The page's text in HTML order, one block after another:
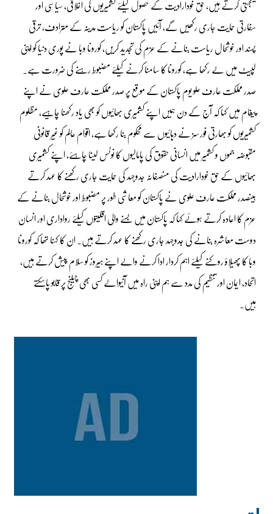
یکجہتی کرتے ہیں، حق خودارادیت کے حصول کیلئے کشمیریوں کی اخلاقی، سیاسی اور
سفارتی حمایت جاری رکھیں گے، آئیں پاکستان کو ریاست مدینہ کے مترادف، ترقی
پسند اور خوشحال ریاست بنانے کے عزم کی تجدید کریں، کورونا وبا نے پوری دنیا کو اپنی
لپیٹ میں لے رکھا ہے، کورونا کا سامنا کرنے کیلئے مضبوط رہنے کی ضرورت ہے۔
صدر مملکت عارف علو یوم پاکستان کے موقع پر صدر مملکت عارف علوی نے اپنے
پیغام میں کہا کہ آج کے دن ہمیں اپنے کشمیری بھائیوں کو بھی یاد رکھنا چاہیے، مظلوم
کشمیریوں کو بھارتی فورسز نے دہائیوں سے محکوم بنا رکھا ہے، اقوام عالم کو غیر قانونی
مقبوضہ جموں و کشمیر میں انسانی حقوق کی پامالیوں کا نوٹس لینا چاہئے، اپنے کشمیری
بھائیوں کے حق خودارادیت کی منصفانہ جدوجہد کی حمایت جاری رکھنے کا عہد کرتے
ہیںصدر مملکت عارف علوی نے پاکستان کو معاشی طور پر مضبوط اور خوشحال بنانے کے
عزم کا اعادہ کرتے ہوئے کہا کہ پاکستان میں بسنے والی اقلیتوں کیلئے رواداری اور انسان
دوست معاشرہ بنانے کی جدوجہد جاری رکھنے کا عہد کرتے ہیں۔ ان کا کہنا تھا کہ کورونا
وبا کا پھیلاؤ روکنے کیلئے اہم کردار ادا کرنے والے اپنے ہیروز کو سلام پیش کرتے ہیں،
اتحاد، ایمان اور تنظیم کی مدد سے ہم اپنی راہ میں آنیوالے کسی بھی چیلنج پر قابو پاسکتے
ہیں۔